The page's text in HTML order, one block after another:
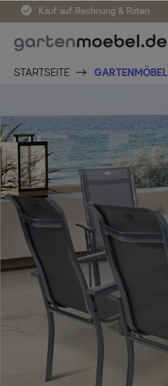
Kauf auf Rechnung & Raten
STARTSEITE GARTENMÖBEL